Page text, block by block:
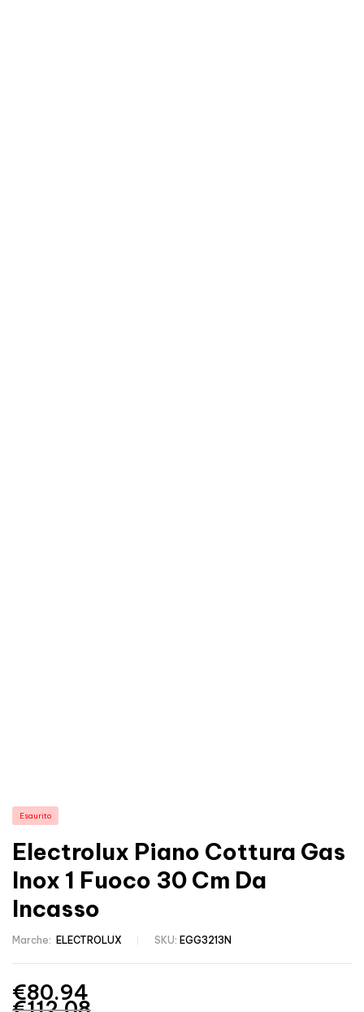
Esaurito
Electrolux Piano Cottura Gas
Inox 1 Fuoco 30 Cm Da
Incasso
Marche: ELECTROLUX SKU: EGG3213N
€80.94